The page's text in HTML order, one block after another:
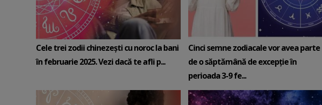
Cele trei zodii chinezești cu noroc la bani
în februarie 2025. Vezi dacă te afli p...
Cinci semne zodiacale vor avea parte
de o săptămână de excepție în
perioada 3-9 fe...